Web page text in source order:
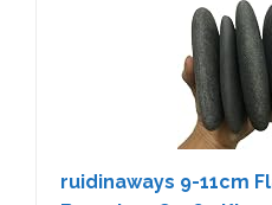
ruidinaways 9-11cm